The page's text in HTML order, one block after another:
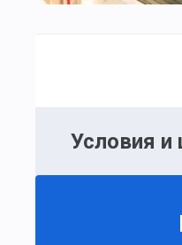
Условия и